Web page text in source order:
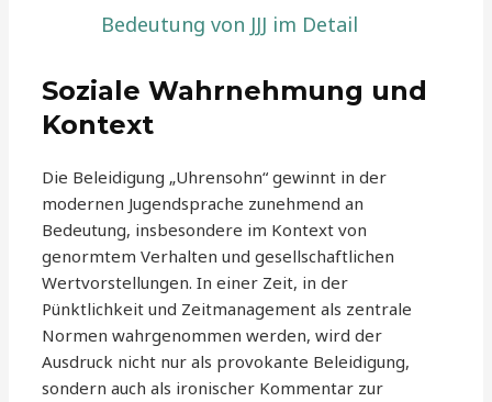
Bedeutung von JJJ im Detail
Soziale Wahrnehmung und
Kontext
Die Beleidigung „Uhrensohn“ gewinnt in der
modernen Jugendsprache zunehmend an
Bedeutung, insbesondere im Kontext von
genormtem Verhalten und gesellschaftlichen
Wertvorstellungen. In einer Zeit, in der
Pünktlichkeit und Zeitmanagement als zentrale
Normen wahrgenommen werden, wird der
Ausdruck nicht nur als provokante Beleidigung,
sondern auch als ironischer Kommentar zur